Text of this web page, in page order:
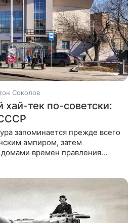
Соколов
хай-тек по-советски:
запоминается прежде всего
ампиром, затем
времен правления